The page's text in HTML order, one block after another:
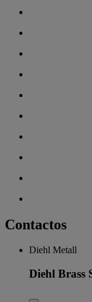
Contactos
Diehl Metall
Diehl Brass